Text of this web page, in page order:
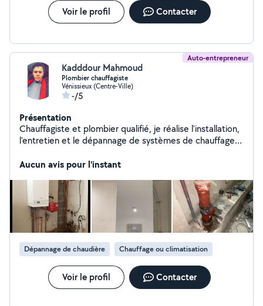
Voir le profil Contacter
Auto-entrepreneur
Kadddour Mahmoud
Plombier chauffagiste
Vénissieux (Centre-Ville)
-/5
Présentation
Chauffagiste et plombier qualifié, je réalise l'installation,
l'entretien et le dépannage de systèmes de chauffage,
types de travaux : réparation de fuites, pose de
débouchage, ainsi que conseils pour optimiser vos
équipements. Sérieux, réactif et à l'écoute, je m'assure
de fournir un service de qualité et durable
Aucun avis pour l'instant
Dépannage de chaudière Chauffage ou climatisation
Voir le profil Contacter